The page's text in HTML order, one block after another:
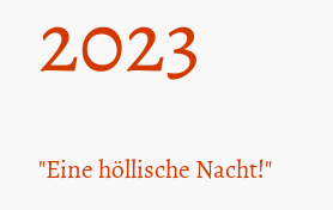
2023
"Eine höllische Nacht!"